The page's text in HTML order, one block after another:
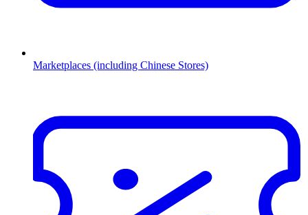
Marketplaces (including Chinese Stores)